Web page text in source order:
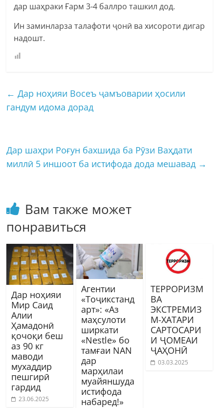
дар шаҳраки Ғарм 3-4 баллро ташкил дод.
Ин заминларза талафоти ҷонӣ ва хисороти дигар
надошт.
← Дар ноҳияи Восеъ ҷамъоварии ҳосили
гандум идома дорад
Дар шаҳри Роғун бахшида ба Рӯзи Ваҳдати
миллӣ 5 иншоот ба истифода дода мешавад →
Вам также может
понравиться
Дар ноҳияи
Мир Саид
Алии
Ҳамадонӣ
қочоқи беш
аз 90 кг
маводи
мухаддир
пешгирӣ
гардид
23.06.2025
Агентии
«Тоҷикстанд
арт»: «Аз
маҳсулоти
ширкати
«Nestle» бо
тамғаи NAN
дар
марҳилаи
муайяншуда
истифода
набаред!»
ТЕРРОРИЗМ
ВА
ЭКСТРЕМИЗ
М-ХАТАРИ
САРТОСАРИ
И ҶОМЕАИ
ҶАҲОНӢ
03.03.2025